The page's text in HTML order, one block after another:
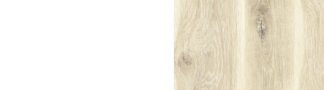
About Envato
Community